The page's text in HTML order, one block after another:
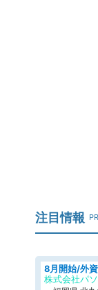
注目情報 PR
株式会社パ